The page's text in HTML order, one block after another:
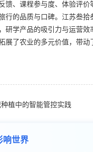
馈、课程参与度、体验评价
行的品质与口碑。江苏叁拾
研学产品的吸引力与运营效
展了农业的多元价值，带动
植中的智能管控实践
响世界